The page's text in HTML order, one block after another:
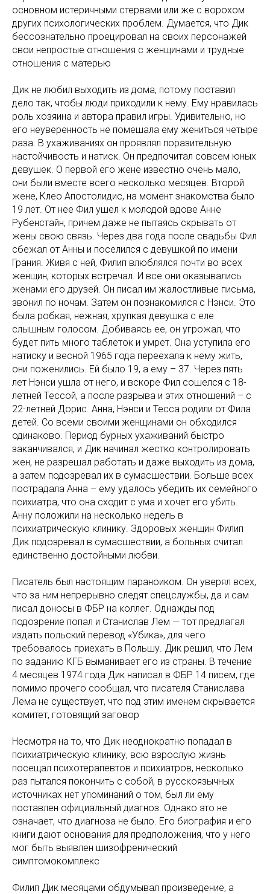
основном истеричными стервами или же с ворохом
других психологических проблем. Думается, что Дик
бессознательно проецировал на своих персонажей
свои непростые отношения с женщинами и трудные
отношения с матерью
Дик не любил выходить из дома, потому поставил
дело так, чтобы люди приходили к нему. Ему нравилась
роль хозяина и автора правил игры. Удивительно, но
его неуверенность не помешала ему жениться четыре
раза. В ухаживаниях он проявлял поразительную
настойчивость и натиск. Он предпочитал совсем юных
девушек. О первой его жене известно очень мало,
они были вместе всего несколько месяцев. Второй
жене, Клео Апостолидис, на момент знакомства было
19 лет. От нее Фил ушел к молодой вдове Анне
Рубенстайн, причем даже не пытаясь скрывать от
жены свою связь. Через два года после свадьбы Фил
сбежал от Анны и поселился с девушкой по имени
Грания. Живя с ней, Филип влюблялся почти во всех
женщин, которых встречал. И все они оказывались
женами его друзей. Он писал им жалостливые письма,
звонил по ночам. Затем он познакомился с Нэнси. Это
была робкая, нежная, хрупкая девушка с еле
слышным голосом. Добиваясь ее, он угрожал, что
будет пить много таблеток и умрет. Она уступила его
натиску и весной 1965 года переехала к нему жить,
они поженились. Ей было 19, а ему – 37. Через пять
лет Нэнси ушла от него, и вскоре Фил сошелся с 18-
летней Тессой, а после разрыва и этих отношений – с
22-летней Дорис. Анна, Нэнси и Тесса родили от Фила
детей. Со всеми своими женщинами он обходился
одинаково. Период бурных ухаживаний быстро
заканчивался, и Дик начинал жестко контролировать
жен, не разрешал работать и даже выходить из дома,
а затем подозревал их в сумасшествии. Больше всех
пострадала Анна – ему удалось убедить их семейного
психиатра, что она сходит с ума и хочет его убить.
Анну положили на несколько недель в
психиатрическую клинику. Здоровых женщин Филип
Дик подозревал в сумасшествии, а больных считал
единственно достойными любви.
Писатель был настоящим параноиком. Он уверял всех,
что за ним непрерывно следят спецслужбы, да и сам
писал доносы в ФБР на коллег. Однажды под
подозрение попал и Станислав Лем — тот предлагал
издать польский перевод «Убика», для чего
требовалось приехать в Польшу. Дик решил, что Лем
по заданию КГБ выманивает его из страны. В течение
4 месяцев 1974 года Дик написал в ФБР 14 писем, где
помимо прочего сообщал, что писателя Станислава
Лема не существует, что под этим именем скрывается
комитет, готовящий заговор
Несмотря на то, что Дик неоднократно попадал в
психиатрическую клинику, всю взрослую жизнь
посещал психотерапевтов и психиатров, несколько
раз пытался покончить с собой, в русскоязычных
источниках нет упоминаний о том, был ли ему
поставлен официальный диагноз. Однако это не
означает, что диагноза не было. Его биография и его
книги дают основания для предположения, что у него
мог быть выявлен шизофренический
симптомокомплекс
Филип Дик месяцами обдумывал произведение, а